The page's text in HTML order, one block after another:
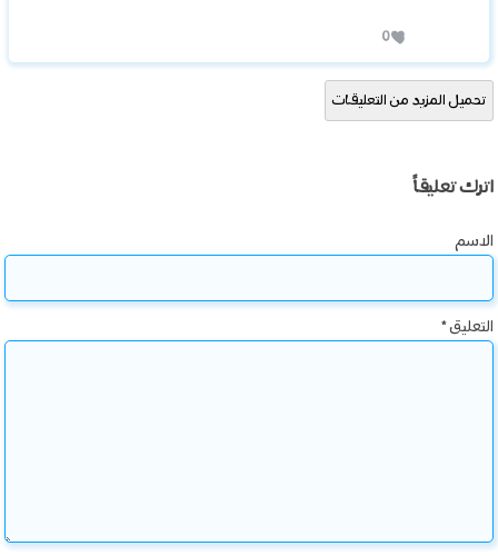
0
تحميل المزيد من التعليقات
اترك تعليقاً
الاسم
التعليق*